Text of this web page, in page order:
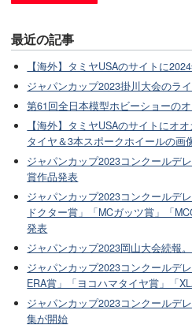
最近の記事
【海外】タミヤUSAのサイトに
ジャパンカップ2023掛川大会のラ
第61回全日本模型ホビーショーの
【海外】タミヤUSAのサイトにオ
タイヤ＆3本スポークホイールの画
ジャパンカップ2023コンクールデ
賞作品発表
ジャパンカップ2023コンクールデ
ドクター賞」「MCガッツ賞」「
発表
ジャパンカップ2023岡山大会続報
ジャパンカップ2023コンクールデ
ERA賞」「ヨコハマタイヤ賞」「
ジャパンカップ2023コンクールデ
集が開始